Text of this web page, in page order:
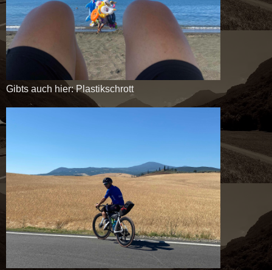
Gibts auch hier: Plastikschrott